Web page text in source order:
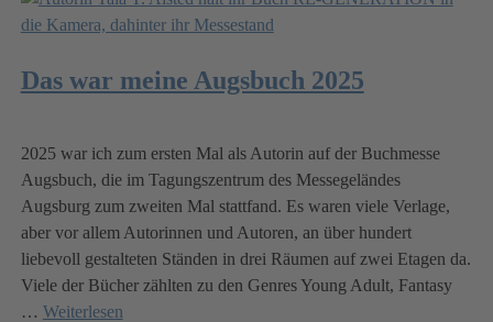
Das war meine Augsbuch 2025
2025 war ich zum ersten Mal als Autorin auf der Buchmesse
Augsbuch, die im Tagungszentrum des Messegeländes
Augsburg zum zweiten Mal stattfand. Es waren viele Verlage,
aber vor allem Autorinnen und Autoren, an über hundert
liebevoll gestalteten Ständen in drei Räumen auf zwei Etagen da.
Viele der Bücher zählten zu den Genres Young Adult, Fantasy
… Weiterlesen